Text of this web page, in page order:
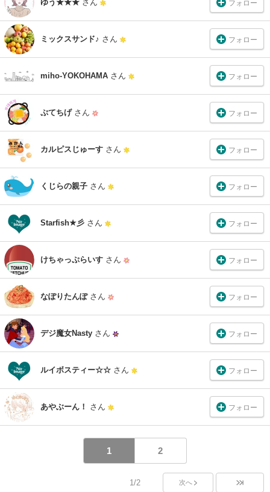
ゆう★★★ さん フォロー
ミックスサンド♪ さん フォロー
miho-YOKOHAMA さん フォロー
ぷてちげ さん フォロー
カルピスじゅーす さん フォロー
くじらの親子 さん フォロー
Starfish★彡 さん フォロー
けちゃっぷらいす さん フォロー
なぽりたんぽ さん フォロー
デジ魔女Nasty さん フォロー
ルイボスティー☆☆ さん フォロー
あやぶーん！ さん フォロー
1 2
1/2 次へ